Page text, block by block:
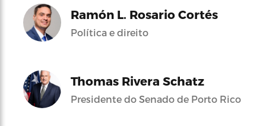
Ramón L. Rosario Cortés
Política e direito
Thomas Rivera Schatz
Presidente do Senado de Porto Rico